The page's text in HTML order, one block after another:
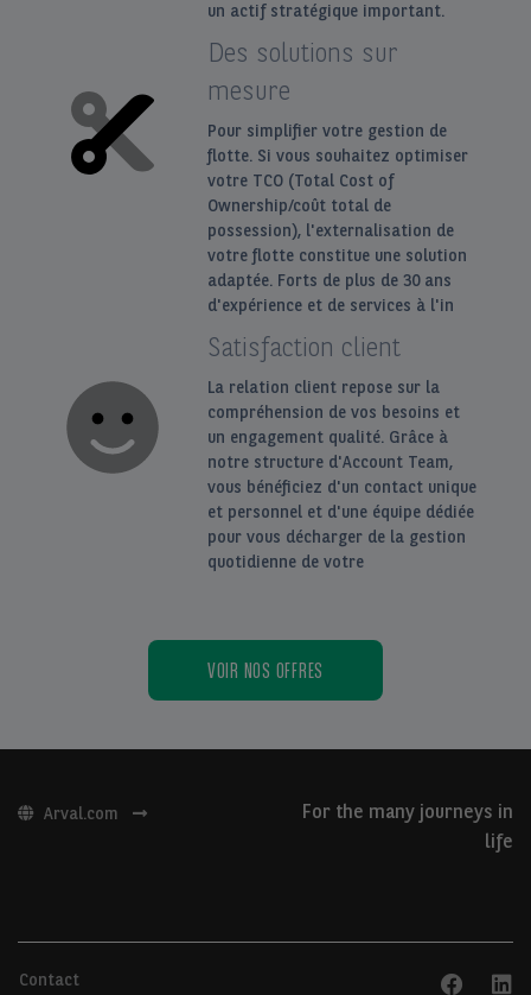
un actif stratégique important.
Des solutions sur
mesure
Pour simplifier votre gestion de
flotte. Si vous souhaitez optimiser
votre TCO (Total Cost of
Ownership/coût total de
possession), l'externalisation de
votre flotte constitue une solution
adaptée. Forts de plus de 30 ans
d'expérience et de services à l'in
Satisfaction client
La relation client repose sur la
compréhension de vos besoins et
un engagement qualité. Grâce à
notre structure d'Account Team,
vous bénéficiez d'un contact unique
et personnel et d'une équipe dédiée
pour vous décharger de la gestion
quotidienne de votre
VOIR NOS OFFRES
Arval.com
For the many journeys in
life
Contact